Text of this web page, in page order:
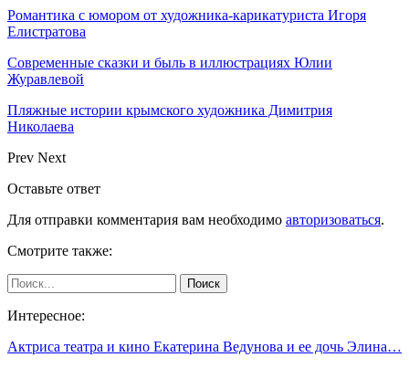
Романтика с юмором от художника-карикатуриста Игоря
Елистратова
Современные сказки и быль в иллюстрациях Юлии
Журавлевой
Пляжные истории крымского художника Димитрия
Николаева
Prev Next
Оставьте ответ
Для отправки комментария вам необходимо авторизоваться.
Смотрите также:
Интересное:
Актриса театра и кино Екатерина Ведунова и ее дочь Элина…